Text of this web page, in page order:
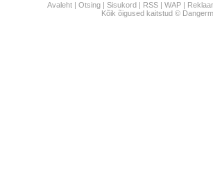
Avaleht | Otsing| Sisukord | RSS | WAP|
Kõik õigused kaitstud ©